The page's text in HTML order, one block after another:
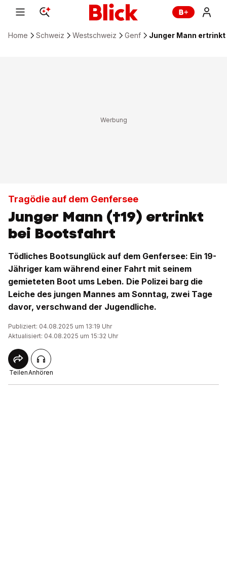
Home Schweiz Westschweiz Genf Junger Mann
Tragödie auf dem Genfersee
Junger Mann (†19) ertrinkt
bei Bootsfahrt
Tödliches Bootsunglück auf dem Genfersee: Ein 19-
Jähriger kam während einer Fahrt mit seinem
gemieteten Boot ums Leben. Die Polizei barg die
Leiche des jungen Mannes am Sonntag, zwei Tage
davor, verschwand der Jugendliche.
Publiziert: 04.08.2025 um 13:19 Uhr
Aktualisiert: 04.08.2025 um 15:32 Uhr
TeilenAnhören